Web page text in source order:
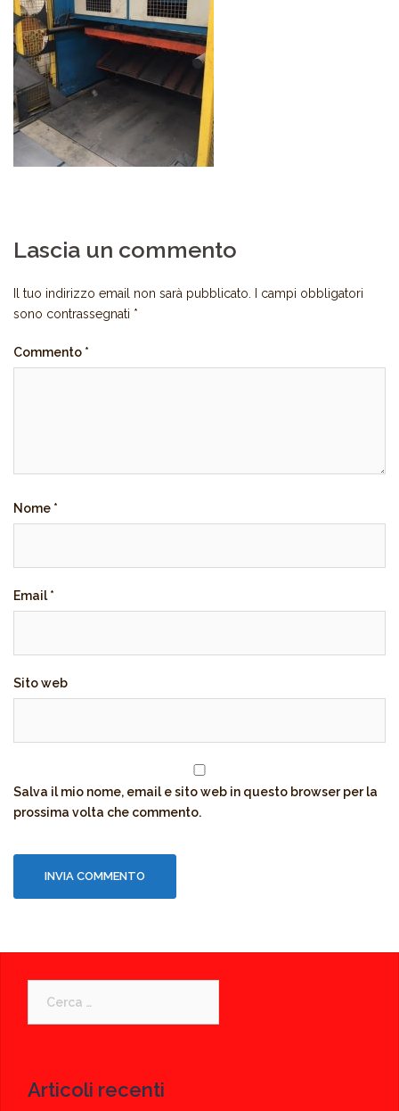
Lascia un commento
Il tuo indirizzo email non sarà pubblicato.
I campi obbligatori
sono contrassegnati *
Commento *
Nome *
Email*
Sito web
Salva il mio nome, email e sito web in questo browser per la
prossima volta che commento.
per:
Articoli recenti